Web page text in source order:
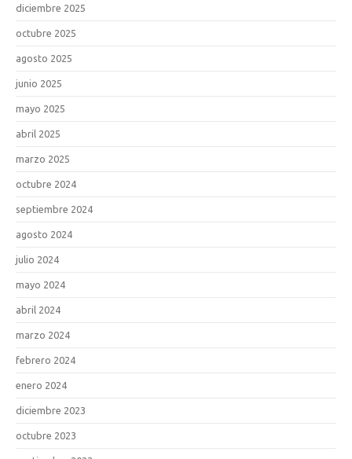
diciembre 2025
octubre 2025
agosto 2025
junio 2025
mayo 2025
abril 2025
marzo 2025
octubre 2024
septiembre 2024
agosto 2024
julio 2024
mayo 2024
abril 2024
marzo 2024
febrero 2024
enero 2024
diciembre 2023
octubre 2023